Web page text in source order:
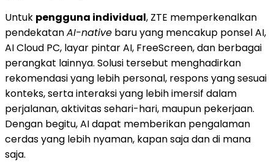
Untuk pengguna individual, ZTE memperkenalkan
pendekatanAI-native baru yang mencakup ponsel AI,
AI Cloud PC, layar pintar AI, FreeScreen, dan berbagai
perangkat lainnya. Solusi tersebut menghadirkan
rekomendasi yang lebih personal, respons yang sesuai
konteks, serta interaksi yang lebih imersif dalam
perjalanan, aktivitas sehari-hari, maupun pekerjaan.
Dengan begitu, AI dapat memberikan pengalaman
cerdas yang lebih nyaman, kapan saja dan di mana
saja.